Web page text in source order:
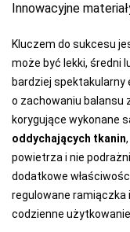
Innowacyjne
Kluczem do sukcesu
może być lekki, średni
bardziej
o zachowaniu balansu
korygujące wykonane
oddychających tkanin
powietrza i nie
dodatkowe
regulowane ramiączka
codzienne użytkowanie.